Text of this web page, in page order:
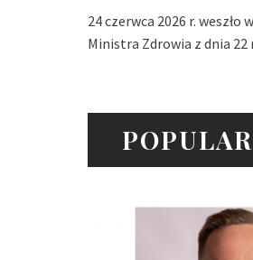
24 czerwca 2026 r. weszło
Ministra Zdrowia z dnia 22